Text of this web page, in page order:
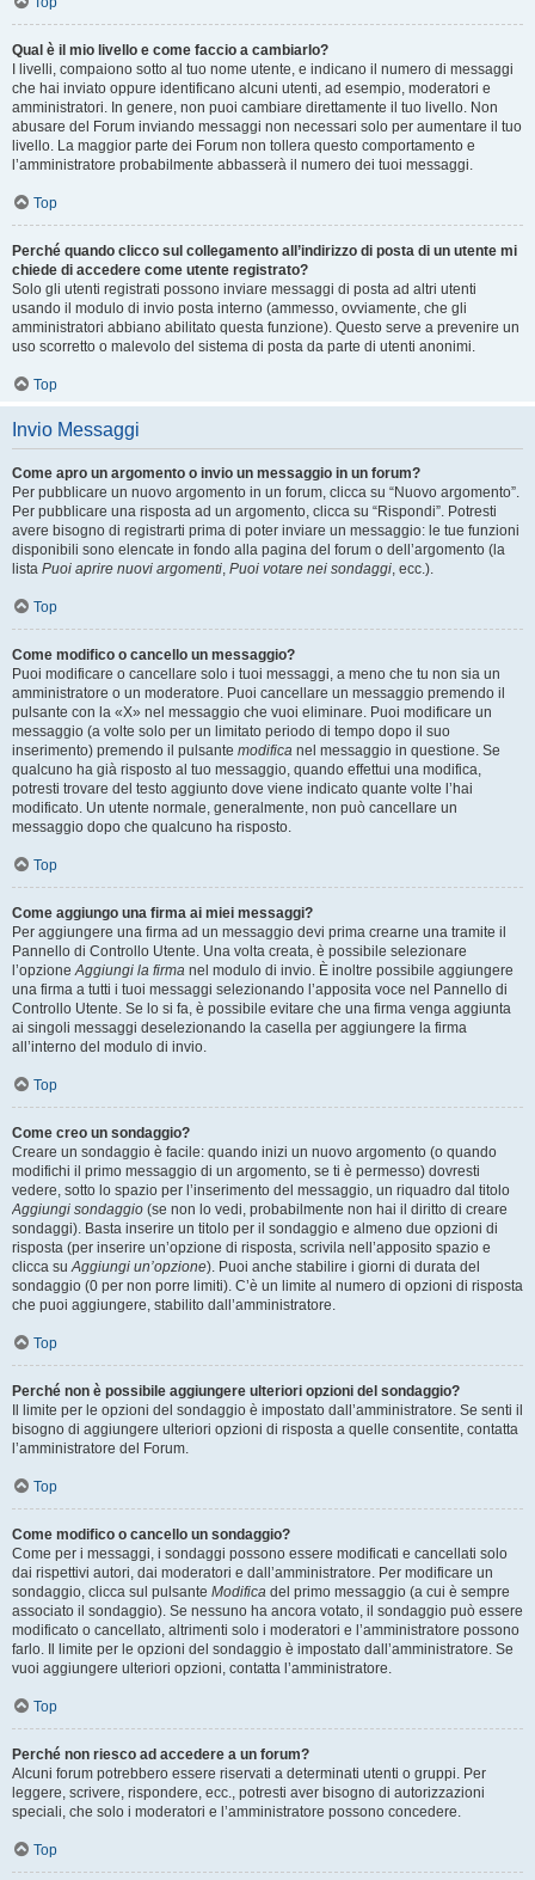
Qual è il mio livello e come faccio a cambiarlo?
I livelli, compaiono sotto al tuo nome utente, e indicano il numero di messaggi
che hai inviato oppure identificano alcuni utenti, ad esempio, moderatori e
amministratori. In genere, non puoi cambiare direttamente il tuo livello. Non
abusare del Forum inviando messaggi non necessari solo per aumentare il tuo
livello. La maggior parte dei Forum non tollera questo comportamento e
l’amministratore probabilmente abbasserà il numero dei tuoi messaggi.
Top
Perché quando clicco sul collegamento all’indirizzo di posta di un utente mi
chiede di accedere come utente registrato?
Solo gli utenti registrati possono inviare messaggi di posta ad altri utenti
usando il modulo di invio posta interno (ammesso, ovviamente, che gli
amministratori abbiano abilitato questa funzione). Questo serve a prevenire un
uso scorretto o malevolo del sistema di posta da parte di utenti anonimi.
Top
Invio Messaggi
Come apro un argomento o invio un messaggio in un forum?
Per pubblicare un nuovo argomento in un forum, clicca su “Nuovo argomento”.
Per pubblicare una risposta ad un argomento, clicca su “Rispondi”. Potresti
avere bisogno di registrarti prima di poter inviare un messaggio: le tue funzioni
disponibili sono elencate in fondo alla pagina del forum o dell’argomento (la
lista Puoi aprire nuovi argomenti, Puoi votare nei sondaggi, ecc.).
Top
Come modifico o cancello un messaggio?
Puoi modificare o cancellare solo i tuoi messaggi, a meno che tu non sia un
amministratore o un moderatore. Puoi cancellare un messaggio premendo il
pulsante con la «X» nel messaggio che vuoi eliminare. Puoi modificare un
messaggio (a volte solo per un limitato periodo di tempo dopo il suo
inserimento) premendo il pulsante modifica nel messaggio in questione. Se
qualcuno ha già risposto al tuo messaggio, quando effettui una modifica,
potresti trovare del testo aggiunto dove viene indicato quante volte l’hai
modificato. Un utente normale, generalmente, non può cancellare un
messaggio dopo che qualcuno ha risposto.
Top
Come aggiungo una firma ai miei messaggi?
Per aggiungere una firma ad un messaggio devi prima crearne una tramite il
Pannello di Controllo Utente. Una volta creata, è possibile selezionare
l’opzioneAggiungi la firma nel modulo di invio. È inoltre possibile aggiungere
una firma a tutti i tuoi messaggi selezionando l’apposita voce nel Pannello di
Controllo Utente. Se lo si fa, è possibile evitare che una firma venga aggiunta
ai singoli messaggi deselezionando la casella per aggiungere la firma
all’interno del modulo di invio.
Top
Come creo un sondaggio?
Creare un sondaggio è facile: quando inizi un nuovo argomento (o quando
modifichi il primo messaggio di un argomento, se ti è permesso) dovresti
vedere, sotto lo spazio per l’inserimento del messaggio, un riquadro dal titolo
Aggiungi sondaggio (se non lo vedi, probabilmente non hai il diritto di creare
sondaggi). Basta inserire un titolo per il sondaggio e almeno due opzioni di
risposta (per inserire un’opzione di risposta, scrivila nell’apposito spazio e
clicca suAggiungi un’opzione). Puoi anche stabilire i giorni di durata del
sondaggio (0 per non porre limiti). C’è un limite al numero di opzioni di risposta
che puoi aggiungere, stabilito dall’amministratore.
Top
Perché non è possibile aggiungere ulteriori opzioni del sondaggio?
Il limite per le opzioni del sondaggio è impostato dall’amministratore. Se senti il
bisogno di aggiungere ulteriori opzioni di risposta a quelle consentite, contatta
l’amministratore del Forum.
Top
Come modifico o cancello un sondaggio?
Come per i messaggi, i sondaggi possono essere modificati e cancellati solo
dai rispettivi autori, dai moderatori e dall’amministratore. Per modificare un
sondaggio, clicca sul pulsante Modifica del primo messaggio (a cui è sempre
associato il sondaggio). Se nessuno ha ancora votato, il sondaggio può essere
modificato o cancellato, altrimenti solo i moderatori e l’amministratore possono
farlo. Il limite per le opzioni del sondaggio è impostato dall’amministratore. Se
vuoi aggiungere ulteriori opzioni, contatta l’amministratore.
Top
Perché non riesco ad accedere a un forum?
Alcuni forum potrebbero essere riservati a determinati utenti o gruppi. Per
leggere, scrivere, rispondere, ecc., potresti aver bisogno di autorizzazioni
speciali, che solo i moderatori e l’amministratore possono concedere.
Top